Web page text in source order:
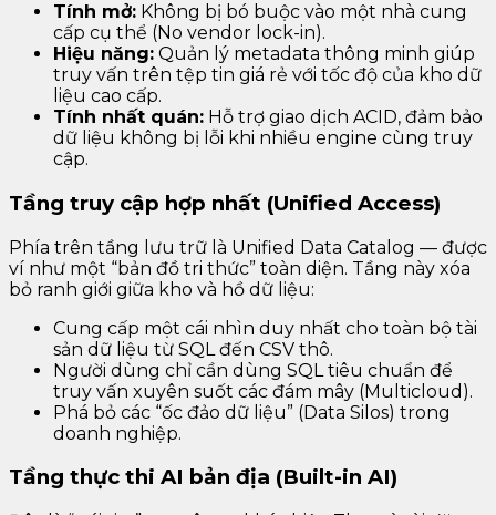
Tính mở: Không bị bó buộc vào một nhà cung
cấp cụ thể (No vendor lock-in).
Hiệu năng: Quản lý metadata thông minh giúp
truy vấn trên tệp tin giá rẻ với tốc độ của kho dữ
liệu cao cấp.
Tính nhất quán: Hỗ trợ giao dịch ACID, đảm bảo
dữ liệu không bị lỗi khi nhiều engine cùng truy
cập.
Tầng truy cập hợp nhất (Unified Access)
Phía trên tầng lưu trữ là Unified Data Catalog — được
ví như một “bản đồ tri thức” toàn diện. Tầng này xóa
bỏ ranh giới giữa kho và hồ dữ liệu:
Cung cấp một cái nhìn duy nhất cho toàn bộ tài
sản dữ liệu từ SQL đến CSV thô.
Người dùng chỉ cần dùng SQL tiêu chuẩn để
truy vấn xuyên suốt các đám mây (Multicloud).
Phá bỏ các “ốc đảo dữ liệu” (Data Silos) trong
doanh nghiệp.
Tầng thực thi AI bản địa (Built-in AI)